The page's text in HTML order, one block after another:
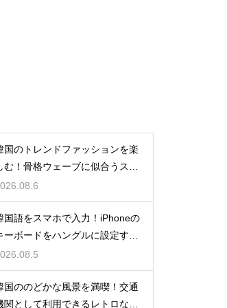
国のトレンドファッションを楽
む！骨格ウェーブに似合うスタ
ルの特徴
国語をスマホで入力！iPhoneの
ーボードをハングルに設定する
順
国ののどかな風景を満喫！交通
関として利用できるレトロな観